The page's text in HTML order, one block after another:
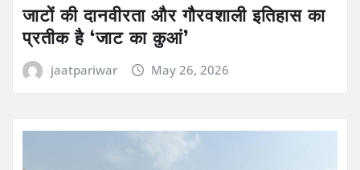
जाटों की दानवीरता और गौरवशाली इतिहास का
प्रतीक है ‘जाट का कुआं’
jaatpariwar May 26, 2026